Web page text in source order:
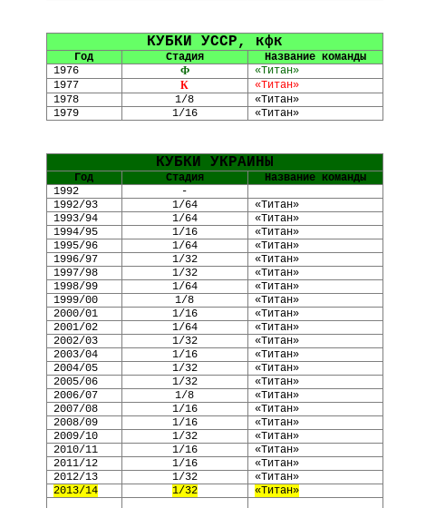
КУБКИ УССР, кфк
Год Стадия
Название команды
1976
Ф
«Титан»
1977
К
«Титан»
1978
1/8
«Титан»
1979
1/16 «Титан»
КУБКИ УКРАИНЫ
Год Стадия
Название команды
1992
-
1992/93
1/64
«Титан»
1993/94
1/64
«Титан»
1994/95
1/16
«Титан»
1995/96
1/64
«Титан»
1996/97
1/32
«Титан»
1997/98
1/32
«Титан»
1998/99
1/64
«Титан»
1999/00
1/8
«Титан»
2000/01
1/16
«Титан»
2001/02
1/64
«Титан»
2002/03
1/32
«Титан»
2003/04
1/16
«Титан»
2004/05
1/32
«Титан»
2005/06
1/32
«Титан»
2006/07
1/8
«Титан»
2007/08
1/16
«Титан»
2008/09
1/16
«Титан»
2009/10
1/32
«Титан»
2010/11
1/16
«Титан»
2011/12
1/16
«Титан»
2012/13
1/32
«Титан»
2013/14
1/32 «Титан»